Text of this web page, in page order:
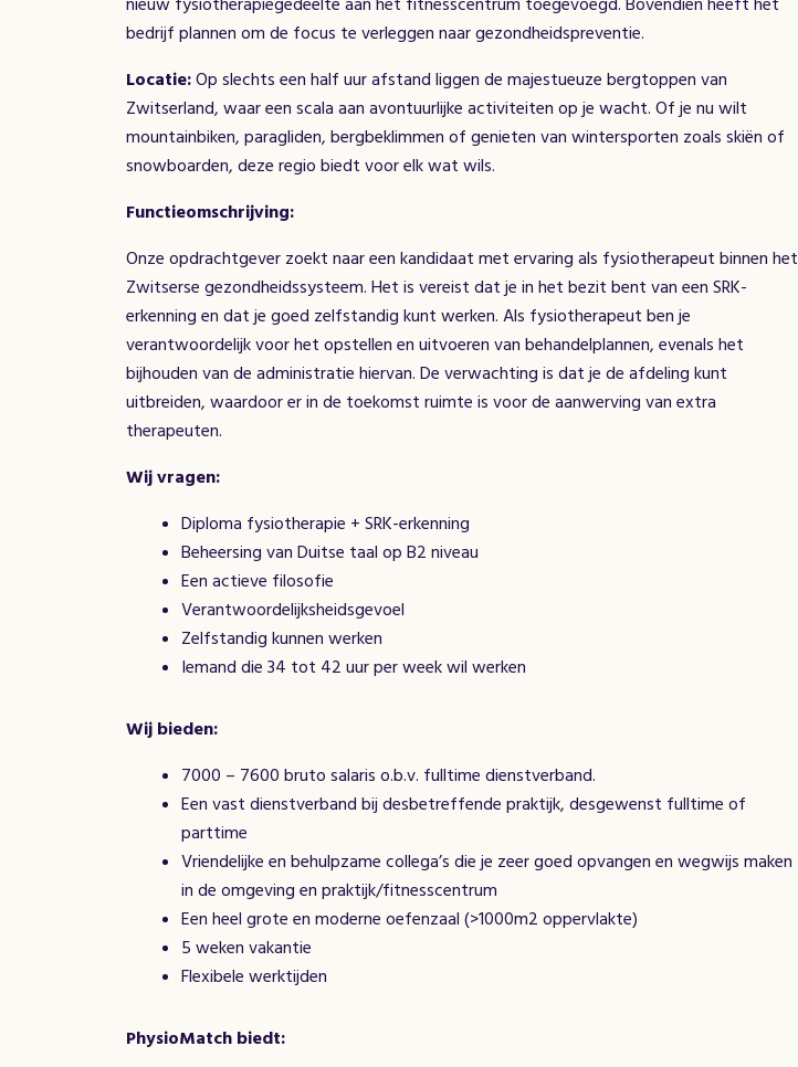
bedrijf plannen om de focus te verleggen naar gezondheidspreventie.
Locatie:Op slechts een half uur afstand liggen de majestueuze bergtoppen van
Zwitserland, waar een scala aan avontuurlijke activiteiten op je wacht. Of je nu wilt
mountainbiken, paragliden, bergbeklimmen of genieten van wintersporten zoals skiën of
snowboarden, deze regio biedt voor elk wat wils.
Functieomschrijving:
Onze opdrachtgever zoekt naar een kandidaat met ervaring als fysiotherapeut binnen het
Zwitserse gezondheidssysteem. Het is vereist dat je in het bezit bent van een SRK-
erkenning en dat je goed zelfstandig kunt werken. Als fysiotherapeut ben je
verantwoordelijk voor het opstellen en uitvoeren van behandelplannen, evenals het
bijhouden van de administratie hiervan. De verwachting is dat je de afdeling kunt
uitbreiden, waardoor er in de toekomst ruimte is voor de aanwerving van extra
therapeuten.
Wij vragen:
Diploma fysiotherapie + SRK-erkenning
Beheersing van Duitse taal op B2 niveau
Een actieve filosofie
Verantwoordelijksheidsgevoel
Zelfstandig kunnen werken
Iemand die 34 tot 42 uur per week wil werken
Wij bieden:
7000 – 7600 bruto salaris o.b.v. fulltime dienstverband.
Een vast dienstverband bij desbetreffende praktijk, desgewenst fulltime of
parttime
Vriendelijke en behulpzame collega’s die je zeer goed opvangen en wegwijs maken
in de omgeving en praktijk/fitnesscentrum
Een heel grote en moderne oefenzaal (>1000m2 oppervlakte)
5 weken vakantie
Flexibele werktijden
PhysioMatch biedt: